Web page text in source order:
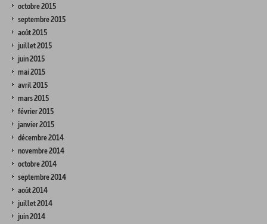
octobre 2015
septembre 2015
août 2015
juillet 2015
juin 2015
mai 2015
avril 2015
mars 2015
février 2015
janvier 2015
décembre 2014
novembre 2014
octobre 2014
septembre 2014
août 2014
juillet 2014
juin 2014